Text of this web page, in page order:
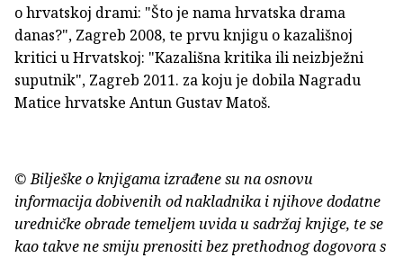
o hrvatskoj drami: "Što je nama hrvatska drama
danas?", Zagreb 2008, te prvu knjigu o kazališnoj
kritici u Hrvatskoj: "Kazališna kritika ili neizbježni
suputnik", Zagreb 2011. za koju je dobila Nagradu
Matice hrvatske Antun Gustav Matoš.
© Bilješke o knjigama izrađene su na osnovu
informacija dobivenih od nakladnika i njihove dodatne
uredničke obrade temeljem uvida u sadržaj knjige, te se
kao takve ne smiju prenositi bez prethodnog dogovora s